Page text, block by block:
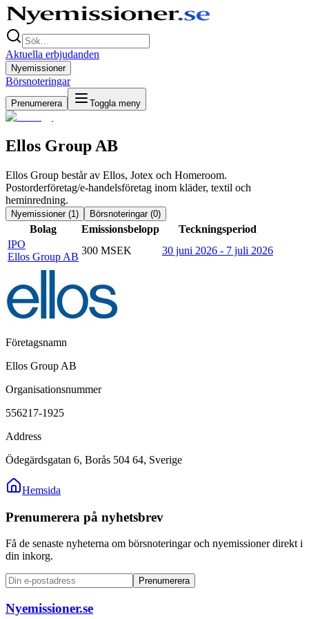
Aktuella erbjudanden
Nyemissioner
Börsnoteringar
Prenumerera Toggla meny
Ellos Group AB
Ellos Group består av Ellos, Jotex och Homeroom.
Postorderföretag/e-handelsföretag inom kläder, textil och
heminredning.
Nyemissioner (1 ) Börsnoteringar (0)
Bolag Emissionsbelopp
Teckningsperiod
IPO
Ellos Group AB
300 MSEK 30 juni 2026 - 7 juli 2026
Företagsnamn
Ellos Group AB
Organisationsnummer
556217-1925
Address
Ödegärdsgatan 6, Borås 504 64, Sverige
Hemsida
Prenumerera på nyhetsbrev
Få de senaste nyheterna om börsnoteringar och nyemissioner direkt i
din inkorg.
Prenumerera
Nyemissioner.se